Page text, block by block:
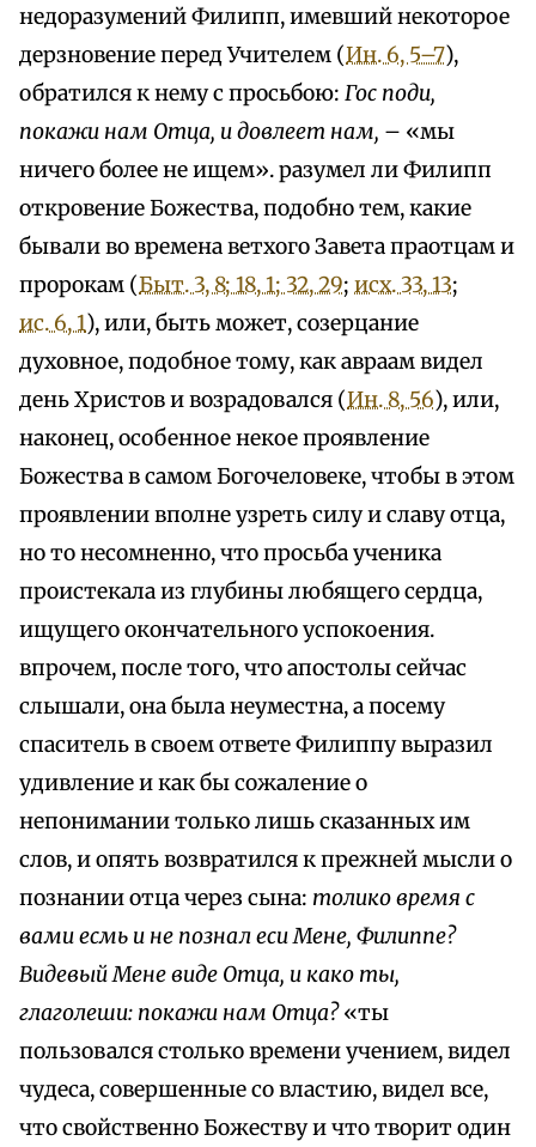
недоразумений Филипп, имевший некоторое
дерзновение перед Учителем (Ин. 6, 5–7),
обратился к нему с просьбою: Гос поди,
покажи нам Отца, и довлеет нам, – «мы
ничего более не ищем». разумел ли Филипп
откровение Божества, подобно тем, какие
бывали во времена ветхого Завета праотцам и
пророкам (Быт. 3, 8; 18, 1; 32, 29; исх. 33, 13;
ис. 6, 1), или, быть может, созерцание
духовное, подобное тому, как авраам видел
день Христов и возрадовался (Ин. 8, 56), или,
наконец, особенное некое проявление
Божества в самом Богочеловеке, чтобы в этом
проявлении вполне узреть силу и славу отца,
но то несомненно, что просьба ученика
проистекала из глубины любящего сердца,
ищущего окончательного успокоения.
впрочем, после того, что апостолы сейчас
слышали, она была неуместна, а посему
спаситель в своем ответе Филиппу выразил
удивление и как бы сожаление о
непонимании только лишь сказанных им
слов, и опять возвратился к прежней мысли о
познании отца через сына: толико время с
вами есмь и не познал ecu Мене, Филиппе?
Видевый Мене виде Отца, и како ты,
глаголеши: покажи нам Отца?«ты
пользовался столько времени учением, видел
чудеса, совершенные со властию, видел все,
что свойственно Божеству и что творит один